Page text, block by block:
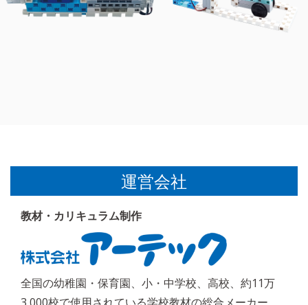
運営会社
教材・カリキュラム制作
全国の幼稚園・保育園、小・中学校、高校、約11万